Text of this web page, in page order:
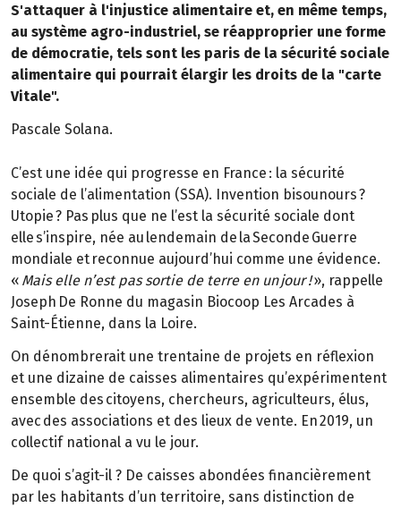
S'attaquer à l'injustice alimentaire et, en même temps,
au système agro-industriel, se réapproprier une forme
de démocratie, tels sont les paris de la sécurité sociale
alimentaire qui pourrait élargir les droits de la "carte
Vitale".
Pascale Solana.
C’est une idée qui progresse en France : la sécurité
sociale de l’alimentation (SSA). Invention bisounours ?
Utopie ? Pas plus que ne l’est la sécurité sociale dont
elle s’inspire, née au lendemain de la Seconde Guerre
mondiale et reconnue aujourd’hui comme une évidence.
« Mais elle n’est pas sortie de terre en un jour !», rappelle
Joseph De Ronne du magasin Biocoop Les Arcades à
Saint-Étienne, dans la Loire.
On dénombrerait une trentaine de projets en réflexion
et une dizaine de caisses alimentaires qu’expérimentent
ensemble des citoyens, chercheurs, agriculteurs, élus,
avec des associations et des lieux de vente. En 2019, un
collectif national a vu le jour.
De quoi s’agit-il ? De caisses abondées financièrement
par les habitants d’un territoire, sans distinction de